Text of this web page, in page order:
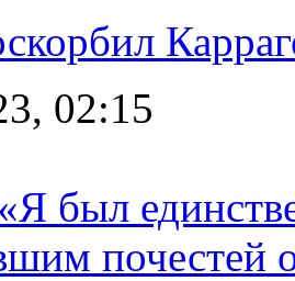
02:15
был
почестей